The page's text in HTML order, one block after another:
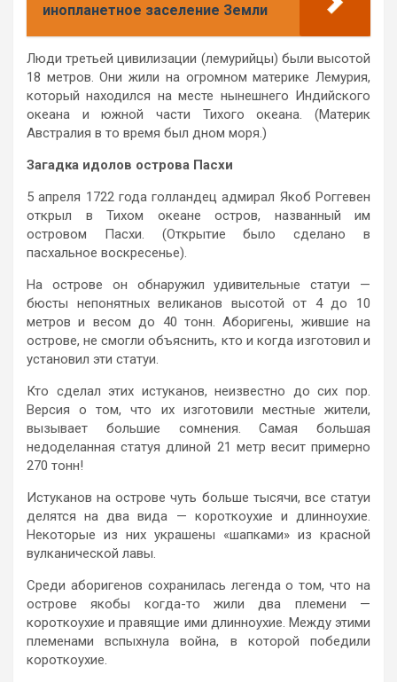
инопланетное заселение Земли
Люди третьей цивилизации (лемурийцы) были высотой
18 метров. Они жили на огромном материке Лемурия,
который находился на месте нынешнего Индийского
океана и южной части Тихого океана. (Материк
Австралия в то время был дном моря.)
Загадка идолов острова Пасхи
5 апреля 1722 года голландец адмирал Якоб Роггевен
открыл в Тихом океане остров, названный им
островом Пасхи. (Открытие было сделано в
пасхальное воскресенье).
На острове он обнаружил удивительные статуи —
бюсты непонятных великанов высотой от 4 до 10
метров и весом до 40 тонн. Аборигены, жившие на
острове, не смогли объяснить, кто и когда изготовил и
установил эти статуи.
Кто сделал этих истуканов, неизвестно до сих пор.
Версия о том, что их изготовили местные жители,
вызывает большие сомнения. Самая большая
недоделанная статуя длиной 21 метр весит примерно
270 тонн!
Истуканов на острове чуть больше тысячи, все статуи
делятся на два вида — короткоухие и длинноухие.
Некоторые из них украшены «шапками» из красной
вулканической лавы.
Среди аборигенов сохранилась легенда о том, что на
острове якобы когда-то жили два племени —
короткоухие и правящие ими длинноухие. Между этими
племенами вспыхнула война, в которой победили
короткоухие.